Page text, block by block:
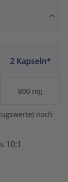
2 Kapseln*
800 mg
noch
10:1